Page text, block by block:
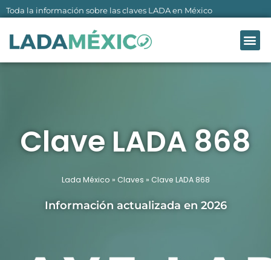
al
contenido
Toda la información sobre las claves LADA en México
Clave LADA 868
Lada México » Claves » Clave LADA 868
Información actualizada en 2026